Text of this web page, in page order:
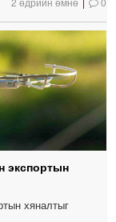
экспортын
хяналтыг